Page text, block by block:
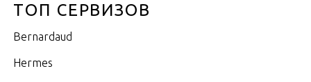
ТОП СЕРВИЗОВ
Bernardaud
Hermes